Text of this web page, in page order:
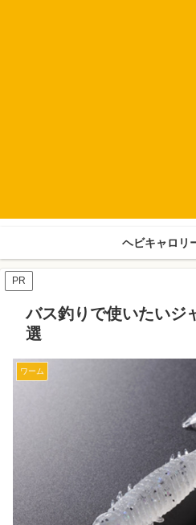
ヘビキャロリ
PR
バス釣りで使いたいジ
選
ワーム